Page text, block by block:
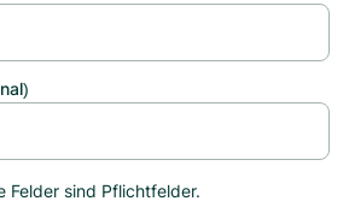
Felder sind Pflichtfelder.